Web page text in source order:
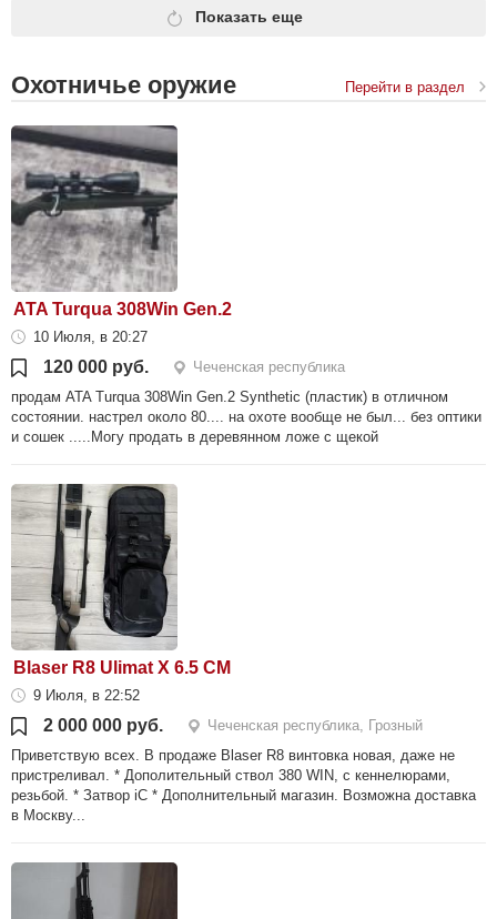
Показать еще
Охотничье оружие Перейти в раздел
ATA Turqua 308Win Gen.2
10 Июля, в 20:27
120 000 руб.
Чеченская республика
продам ATA Turqua 308Win Gen.2 Synthetic (пластик) в отличном
состоянии. настрел около 80.... на охоте вообще не был... без оптики
и сошек .....Могу продать в деревянном ложе с щекой
Blaser R8 Ulimat X 6.5 CM
9 Июля, в 22:52
2 000 000 руб.
Чеченская республика, Грозный
Приветствую всех. В продаже Blaser R8 винтовка новая, даже не
пристреливал. * Дополительный ствол 380 WIN, с кеннелюрами,
резьбой. * Затвор iC * Дополнительный магазин. Возможна доставка
в Москву...